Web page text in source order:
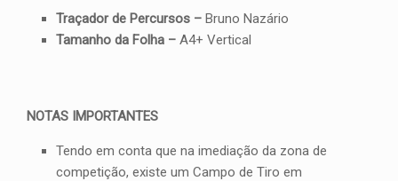
Traçador de Percursos – Bruno Nazário
Tamanho da Folha – A4+ Vertical
NOTAS IMPORTANTES
Tendo em conta que na imediação da zona de
competição, existe um Campo de Tiro em